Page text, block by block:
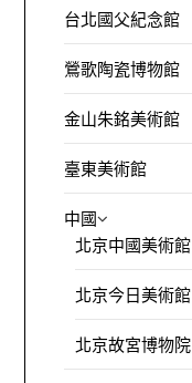
台北國父紀念館
鶯歌陶瓷博物館
金山朱銘美術館
臺東美術館
中國
北京中國美術館
北京今日美術館
北京故宮博物院